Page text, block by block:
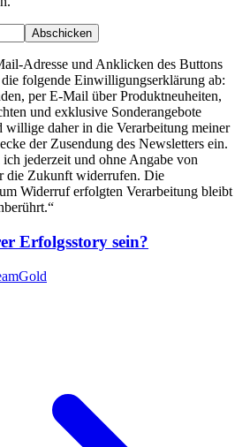
Abschicken
Adresse und Anklicken des Buttons
folgende Einwilligungserklärung ab:
per E-Mail über Produktneuheiten,
und exklusive Sonderangebote
daher in die Verarbeitung meiner
der Zusendung des Newsletters ein.
jederzeit und ohne Angabe von
die Zukunft widerrufen. Die
Widerruf erfolgten Verarbeitung bleibt
Erfolgsstory sein?